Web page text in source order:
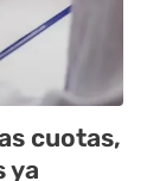
cuotas,
ya